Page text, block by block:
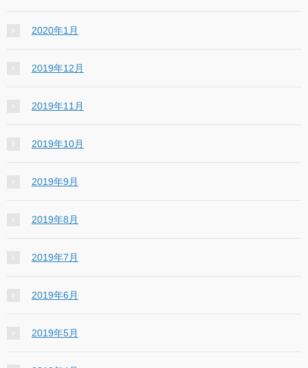
2020年1月
2019年12月
2019年11月
2019年10月
2019年9月
2019年8月
2019年7月
2019年6月
2019年5月